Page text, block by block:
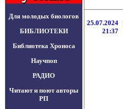
Для молодых биологов
БИБЛИОТЕКИ
Библиотека Хроноса
Научпоп
РАДИО
Читают и поют авторы
РП
25.07.2024
21:37